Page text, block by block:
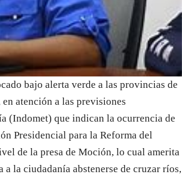
bajo alerta verde a las provincias de
atención a las previsiones
(Indomet) que indican la ocurrencia de
Presidencial para la Reforma del
de la presa de Moción, lo cual amerita
la ciudadanía abstenerse de cruzar ríos,